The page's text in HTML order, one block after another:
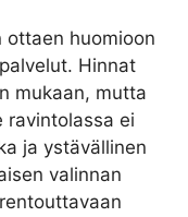
ottaen huomioon
Hinnat
mukaan, mutta
ravintolassa ei
ja ystävällinen
valinnan